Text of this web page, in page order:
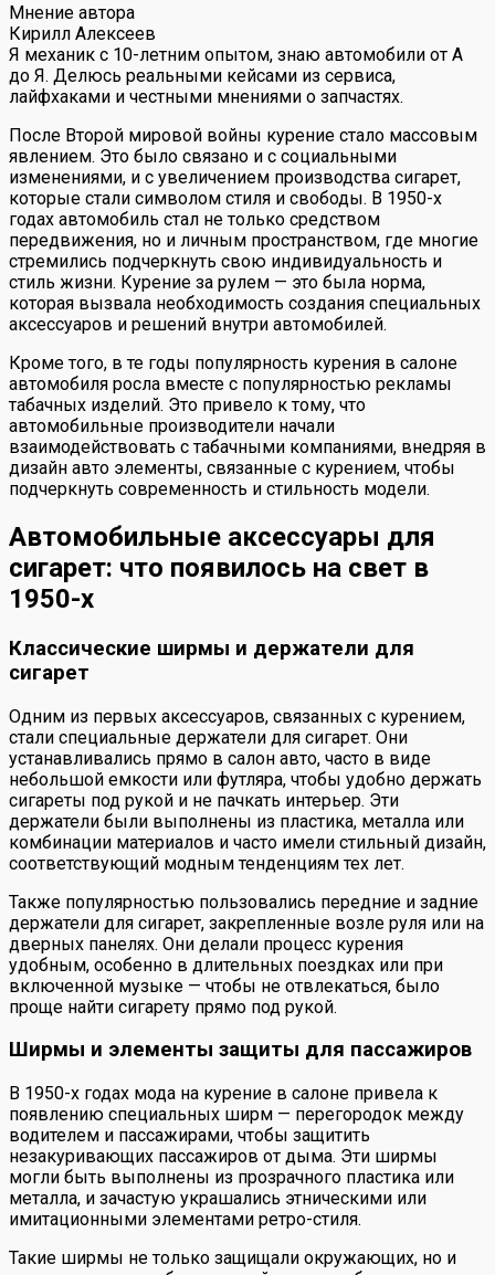
Мнение автора
Кирилл Алексеев
Я механик с 10-летним опытом, знаю автомобили от А
до Я. Делюсь реальными кейсами из сервиса,
лайфхаками и честными мнениями о запчастях.
После Второй мировой войны курение стало массовым
явлением. Это было связано и с социальными
изменениями, и с увеличением производства сигарет,
которые стали символом стиля и свободы. В 1950-х
годах автомобиль стал не только средством
передвижения, но и личным пространством, где многие
стремились подчеркнуть свою индивидуальность и
стиль жизни. Курение за рулем — это была норма,
которая вызвала необходимость создания специальных
аксессуаров и решений внутри автомобилей.
Кроме того, в те годы популярность курения в салоне
автомобиля росла вместе с популярностью рекламы
табачных изделий. Это привело к тому, что
автомобильные производители начали
взаимодействовать с табачными компаниями, внедряя в
дизайн авто элементы, связанные с курением, чтобы
подчеркнуть современность и стильность модели.
Автомобильные аксессуары для
сигарет: что появилось на свет в
1950-х
Классические ширмы и держатели для
сигарет
Одним из первых аксессуаров, связанных с курением,
стали специальные держатели для сигарет. Они
устанавливались прямо в салон авто, часто в виде
небольшой емкости или футляра, чтобы удобно держать
сигареты под рукой и не пачкать интерьер. Эти
держатели были выполнены из пластика, металла или
комбинации материалов и часто имели стильный дизайн,
соответствующий модным тенденциям тех лет.
Также популярностью пользовались передние и задние
держатели для сигарет, закрепленные возле руля или на
дверных панелях. Они делали процесс курения
удобным, особенно в длительных поездках или при
включенной музыке — чтобы не отвлекаться, было
проще найти сигарету прямо под рукой.
Ширмы и элементы защиты для пассажиров
В 1950-х годах мода на курение в салоне привела к
появлению специальных ширм — перегородок между
водителем и пассажирами, чтобы защитить
незакуривающих пассажиров от дыма. Эти ширмы
могли быть выполнены из прозрачного пластика или
металла, и зачастую украшались этническими или
имитационными элементами ретро-стиля.
Такие ширмы не только защищали окружающих, но и